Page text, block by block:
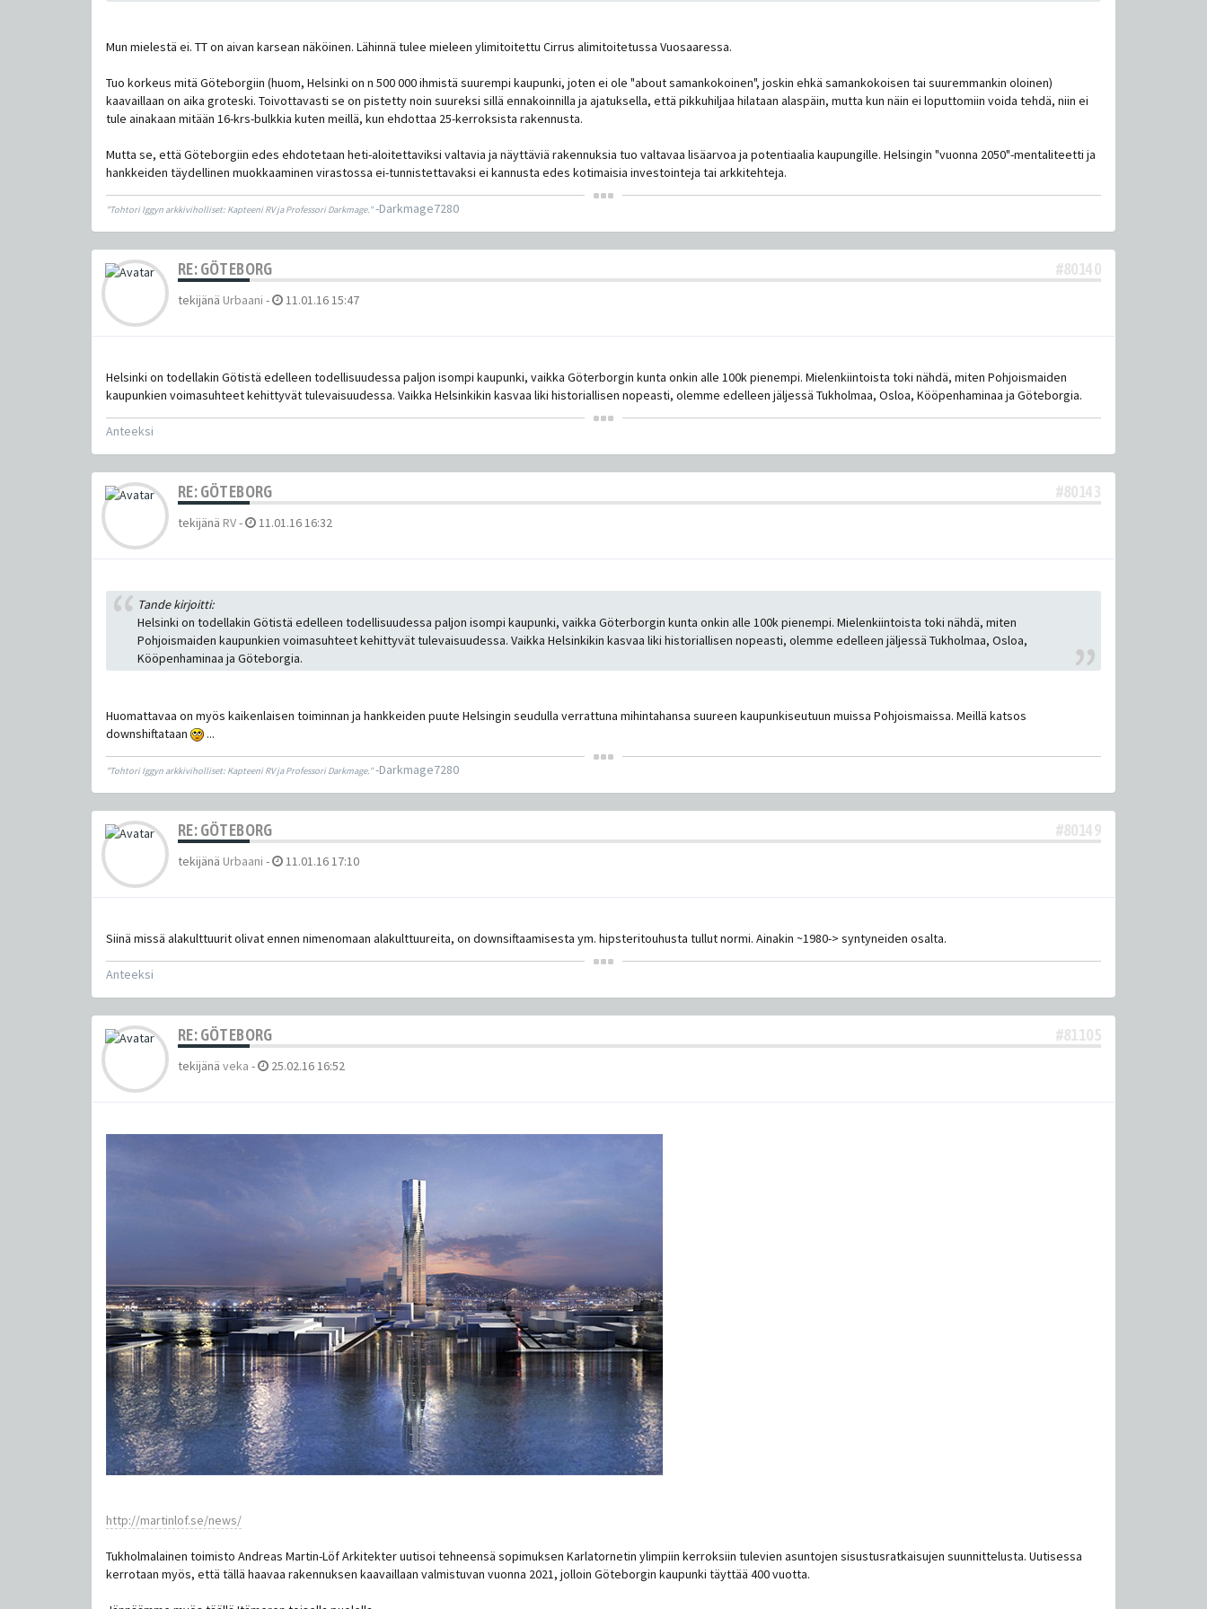
Mun mielestä ei. TT on aivan karsean näköinen. Lähinnä tulee mieleen ylimitoitettu Cirrus alimitoitetussa Vuosaaressa.
Tuo korkeus mitä Göteborgiin (huom, Helsinki on n 500 000 ihmistä suurempi kaupunki, joten ei ole "about samankokoinen", joskin ehkä samankokoisen tai suuremmankin oloinen)
kaavaillaan on aika groteski. Toivottavasti se on pistetty noin suureksi sillä ennakoinnilla ja ajatuksella, että pikkuhiljaa hilataan alaspäin, mutta kun näin ei loputtomiin voida tehdä, niin ei
tule ainakaan mitään 16-krs-bulkkia kuten meillä, kun ehdottaa 25-kerroksista rakennusta.
Mutta se, että Göteborgiin edes ehdotetaan heti-aloitettaviksi valtavia ja näyttäviä rakennuksia tuo valtavaa lisäarvoa ja potentiaalia kaupungille. Helsingin "vuonna 2050"-mentaliteetti ja
hankkeiden täydellinen muokkaaminen virastossa ei-tunnistettavaksi ei kannusta edes kotimaisia investointeja tai arkkitehteja.
"Tohtori Iggyn arkkiviholliset: Kapteeni RV ja Professori Darkmage."-Darkmage7280
RE: GÖTEBORG #80140
tekijänä Urbaani - 11.01.16 15:47
Helsinki on todellakin Götistä edelleen todellisuudessa paljon isompi kaupunki, vaikka Göterborgin kunta onkin alle 100k pienempi. Mielenkiintoista toki nähdä, miten Pohjoismaiden
kaupunkien voimasuhteet kehittyvät tulevaisuudessa. Vaikka Helsinkikin kasvaa liki historiallisen nopeasti, olemme edelleen jäljessä Tukholmaa, Osloa, Kööpenhaminaa ja Göteborgia.
Anteeksi
RE: GÖTEBORG #80143
tekijänä RV- 11.01.16 16:32
Tande kirjoitti:
Helsinki on todellakin Götistä edelleen todellisuudessa paljon isompi kaupunki, vaikka Göterborgin kunta onkin alle 100k pienempi. Mielenkiintoista toki nähdä, miten
Pohjoismaiden kaupunkien voimasuhteet kehittyvät tulevaisuudessa. Vaikka Helsinkikin kasvaa liki historiallisen nopeasti, olemme edelleen jäljessä Tukholmaa, Osloa,
Kööpenhaminaa ja Göteborgia.
Huomattavaa on myös kaikenlaisen toiminnan ja hankkeiden puute Helsingin seudulla verrattuna mihintahansa suureen kaupunkiseutuun muissa Pohjoismaissa. Meillä katsos
downshiftataan
...
"Tohtori Iggyn arkkiviholliset: Kapteeni RV ja Professori Darkmage."-Darkmage7280
RE: GÖTEBORG #80149
tekijänä Urbaani - 11.01.16 17:10
Siinä missä alakulttuurit olivat ennen nimenomaan alakulttuureita, on downsiftaamisesta ym. hipsteritouhusta tullut normi. Ainakin ~1980-> syntyneiden osalta.
Anteeksi
RE: GÖTEBORG #81105
tekijänä veka - 25.02.16 16:52
http://martinlof.se/news/
Tukholmalainen toimisto Andreas Martin-Löf Arkitekter uutisoi tehneensä sopimuksen Karlatornetin ylimpiin kerroksiin tulevien asuntojen sisustusratkaisujen suunnittelusta. Uutisessa
kerrotaan myös, että tällä haavaa rakennuksen kaavaillaan valmistuvan vuonna 2021, jolloin Göteborgin kaupunki täyttää 400 vuotta.